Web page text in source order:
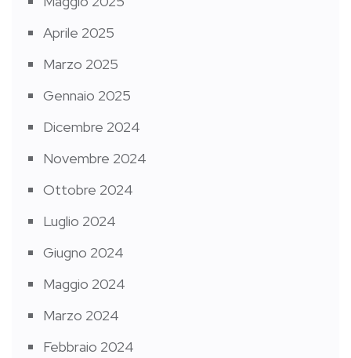
Aprile 2025
Marzo 2025
Gennaio 2025
Dicembre 2024
Novembre 2024
Ottobre 2024
Luglio 2024
Giugno 2024
Maggio 2024
Marzo 2024
Febbraio 2024